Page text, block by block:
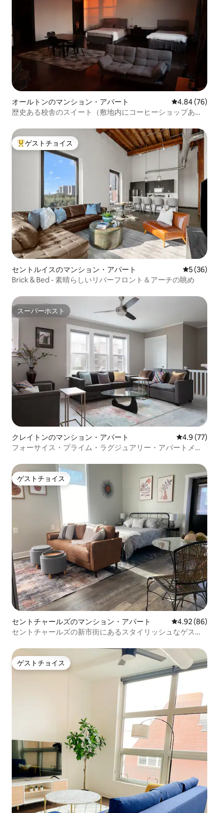
オールトンのマンション・アパート レビュー76
4.84 (76)
歴史ある校舎のスイート（敷地内にコーヒーショップあ
大好評のゲストチョイスです。
ゲストチョイス
セントルイスのマンション・アパート レビュー
5 (36)
Brick & Bed - 素晴らしいリバーフロント＆アーチの眺め
スーパーホスト
スーパーホスト
クレイトンのマンション・アパート レビュー77
4.9 (77)
フォーサイス・プライム・ラグジュアリー・アパートメン
ゲストチョイス
ゲストチョイス
セントチャールズのマンション・アパート レビュー86
4.92 (86)
セントチャールズの新市街にあるスタイリッシュなゲスト
ゲストチョイス
ゲストチョイス